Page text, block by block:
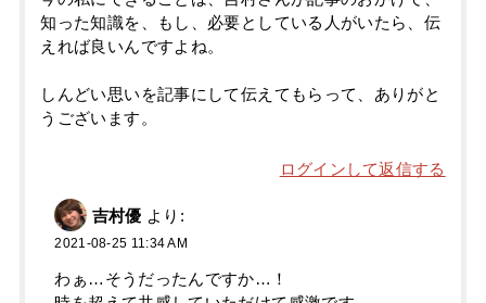
知った知識を、もし、必要としている人がいたら、伝
えれば良いんですよね。
しんどい思いを記事にして伝えてもらって、ありがと
うございます。
ログインして返信する
吉村優 より:
2021-08-25 11:34 AM
わぁ…そうだったんですか…！